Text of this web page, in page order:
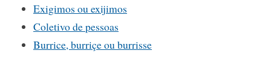
Exigimos ou exijimos
Coletivo de pessoas
Burrice, burriçe ou burrisse